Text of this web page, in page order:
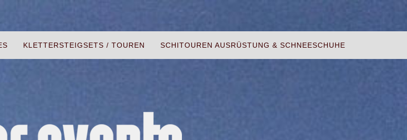
KLETTERSTEIGSETS / TOUREN SCHITOUREN AUSRÜSTUNG & SCHNEESCHUHE